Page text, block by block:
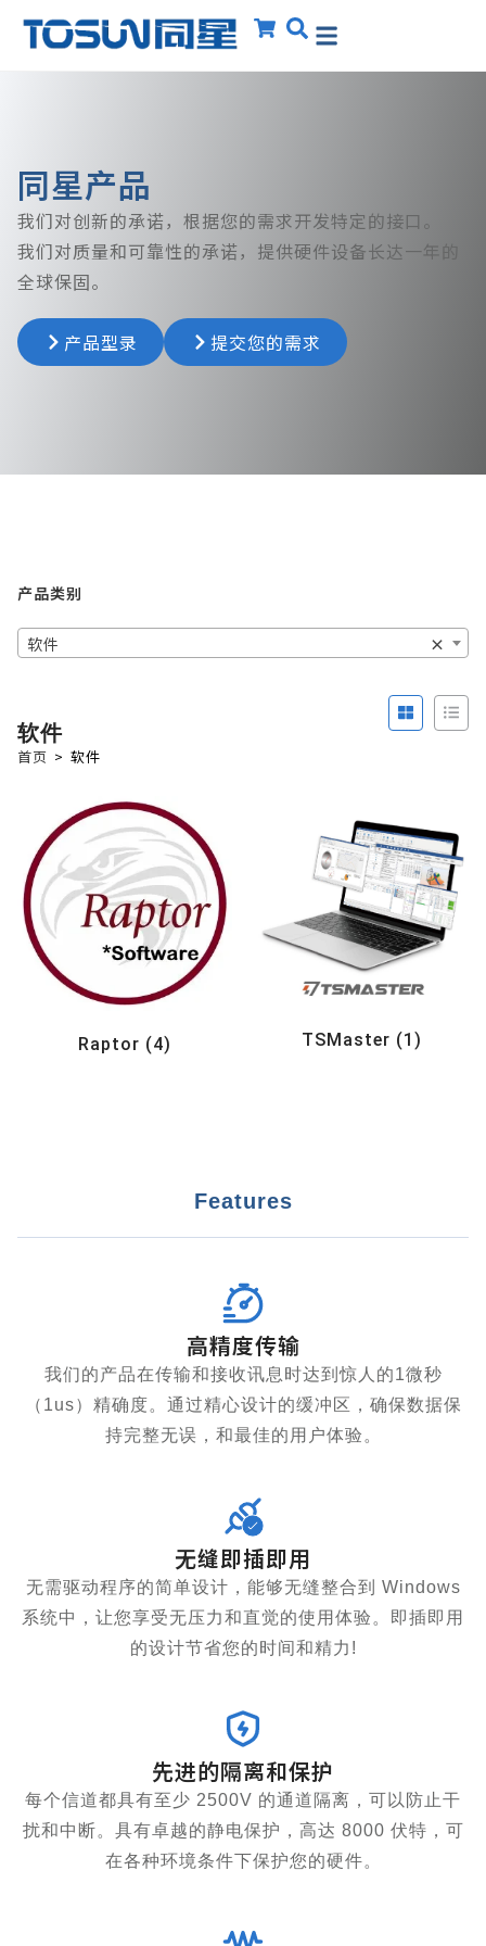
同星产品
我们对创新的承诺，根据您的需求开发特定的接口。
我们对质量和可靠性的承诺，提供硬件设备长达一年的
全球保固。
产品型录 提交您的需求
产品类别
×
软件
软件
首页 > 软件
Raptor (4) TSMaster (1)
Features
高精度传输
我们的产品在传输和接收讯息时达到惊人的1微秒
（1us）精确度。通过精心设计的缓冲区，确保数据保
持完整无误，和最佳的用户体验。
无缝即插即用
无需驱动程序的简单设计，能够无缝整合到 Windows
系统中，让您享受无压力和直觉的使用体验。即插即用
的设计节省您的时间和精力!
先进的隔离和保护
每个信道都具有至少 2500V 的通道隔离，可以防止干
扰和中断。具有卓越的静电保护，高达 8000 伏特，可
在各种环境条件下保护您的硬件。